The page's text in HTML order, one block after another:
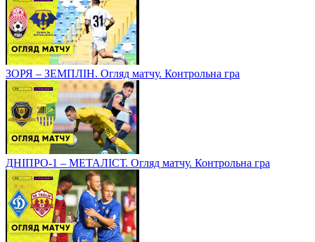
ЗОРЯ – ЗЕМПЛІН. Огляд матчу. Контрольна гра
ДНІПРО-1 – МЕТАЛІСТ. Огляд матчу. Контрольна гра